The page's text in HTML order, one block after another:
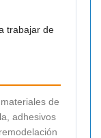
trabajar de
de
adhesivos